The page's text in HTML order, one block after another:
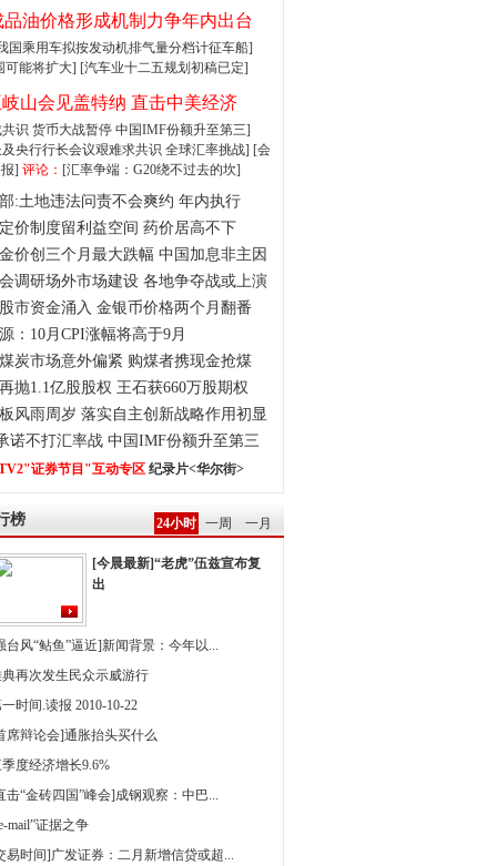
品油价格形成机制力争年内出台
国乘用车拟按发动机排气量分档计征车船]
可能将扩大] [汽车业十二五规划初稿已定]
岐山会见盖特纳 直击中美经济
共识 货币大战暂停 中国IMF份额升至第三]
及央行行长会议艰难求共识 全球汇率挑战] [会
] 评论： [汇率争端：G20绕不过去的坎]
:土地违法问责不会爽约 年内执行
价制度留利益空间 药价居高不下
价创三个月最大跌幅 中国加息非主因
调研场外市场建设 各地争夺战或上演
市资金涌入 金银币价格两个月翻番
：10月CPI涨幅将高于9月
炭市场意外偏紧 购煤者携现金抢煤
抛1.1亿股股权 王石获660万股期权
风雨周岁 落实自主创新战略作用初显
诺不打汇率战 中国IMF份额升至第三
证券节目"互动专区 纪录片<华尔街>
榜 24小时 一周 一月
[今晨最新]“老虎”伍兹宣布复
出
台风“鲇鱼”逼近]新闻背景：今年以...
再次发生民众示威游行
时间.读报 2010-10-22
席辩论会]通胀抬头买什么
度经济增长9.6%
击“金砖四国”峰会]成钢观察：中巴...
mail”证据之争
易时间]广发证券：二月新增信贷或超...